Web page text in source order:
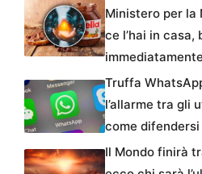
Ministero per la
ce l’hai in casa,
immediatamente
Truffa
l’allarme tra gli
come difendersi
Il Mondo finirà